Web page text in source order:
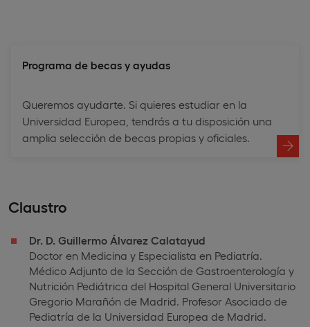
Programa de becas y ayudas
Queremos ayudarte. Si quieres estudiar en la
Universidad Europea, tendrás a tu disposición una
amplia selección de becas propias y oficiales.
Claustro
Dr. D. Guillermo Álvarez Calatayud
Doctor en Medicina y Especialista en Pediatría.
Médico Adjunto de la Sección de Gastroenterología y
Nutrición Pediátrica del Hospital General Universitario
Gregorio Marañón de Madrid. Profesor Asociado de
Pediatría de la Universidad Europea de Madrid.